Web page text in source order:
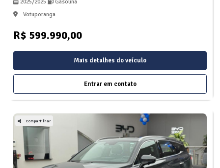
2025/2025
Gasolina
Votuporanga
R$ 599.990,00
Mais detalhes do veículo
Entrar em contato
Compartilhar